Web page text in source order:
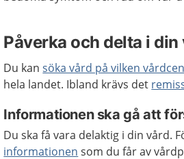
Påverka och delta i din
Du kansöka vård på vilken
hela landet. Ibland krävs det
Informationen ska gå att
Du ska få vara delaktig i din vård.
informationen som du får av